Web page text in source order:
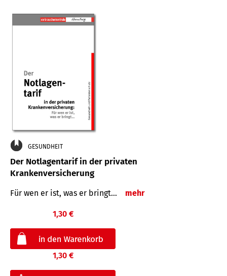
GESUNDHEIT
Der Notlagentarif in der privaten
Krankenversicherung
Für wen er ist, was er bringt… mehr
1,30 €
1,30 €